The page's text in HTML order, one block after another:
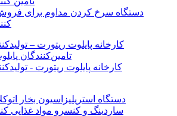
دستگاه سرخ کردن مداوم برای فروش
کارخانه پایلوت ریتورت -